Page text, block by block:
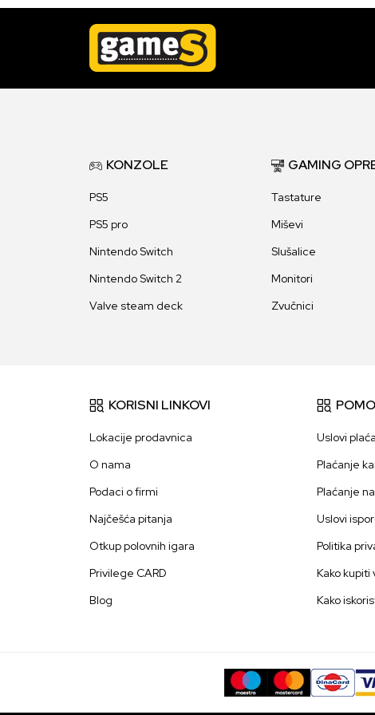
KONZOLE
PS5
PS5 pro
Nintendo Switch
Nintendo Switch 2
Valve steam deck
GAMING
Tastature
Miševi
Slušalice
Monitori
Zvučnici
KORISNI LINKOVI
Lokacije prodavnica
O nama
Podaci o firmi
Najčešća pitanja
Otkup polovnih igara
Privilege CARD
Blog
Uslovi
Plaćanje
Plaćanje
Uslovi
Politika
Kako kupiti
Kako